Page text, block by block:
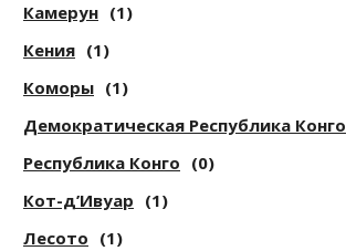
Камерун (1)
Кения (1)
Коморы (1)
Демократическая Республика Конго
Республика Конго (0)
Кот-д’Ивуар (1)
Лесото (1)